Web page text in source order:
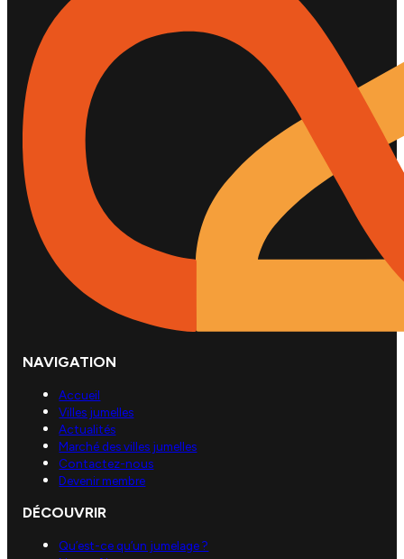
NAVIGATION
Accueil
Villes jumelles
Actualités
Marché des villes jumelles
Contactez-nous
Devenir membre
DÉCOUVRIR
Qu’est-ce qu’un jumelage ?